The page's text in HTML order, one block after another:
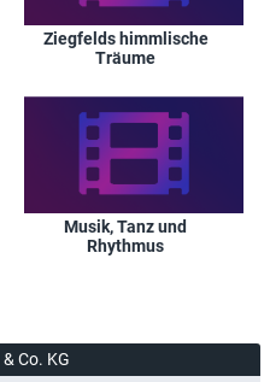
Ziegfelds himmlische
Träume
Musik, Tanz und
Rhythmus
Co. KG